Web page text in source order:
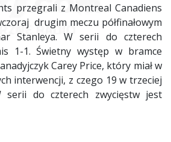
przegrali z Montreal Canadiens
drugim meczu półfinałowym
Stanleya. W serii do czterech
1-1. Świetny występ w bramce
Carey Price, który miał w
interwencji, z czego 19 w trzeciej
serii do czterech zwycięstw jest